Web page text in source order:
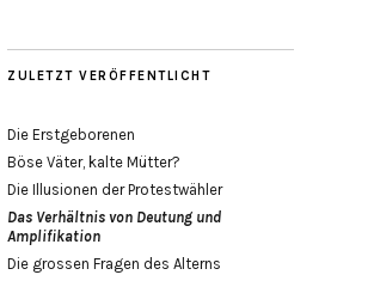
ZULETZT VERÖFFENTLICHT
Die Erstgeborenen
Böse Väter, kalte Mütter?
Die Illusionen der Protestwähler
Das Verhältnis von Deutung und
Amplifikation
Die grossen Fragen des Alterns